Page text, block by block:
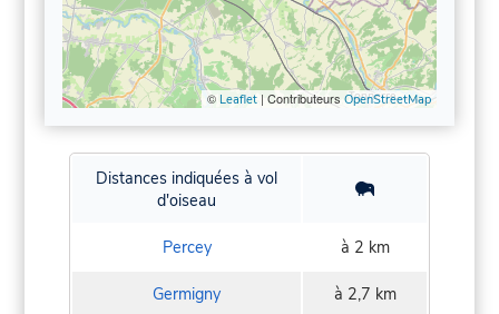
© Leaflet| Contributeurs OpenStreetMap
Distances indiquées à vol
d'oiseau
Percey à 2 km
Germigny à 2,7 km